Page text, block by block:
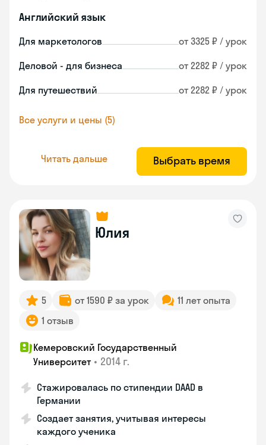
Английский язык
Для маркетологов от 3325 ₽ / урок
Деловой - для бизнеса от 2282 ₽ / урок
Для путешествий от 2282 ₽ / урок
Все услуги и цены (5)
Читать дальше Выбрать время
Юлия
5 от 1590 ₽ за урок
11 лет опыта
1 отзыв
Кемеровский Государственный
Университет • 2014 г.
Стажировалась по стипендии DAAD в
Германии
Создает занятия, учитывая интересы
каждого ученика